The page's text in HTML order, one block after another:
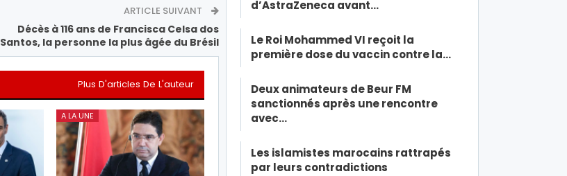
ARTICLE SUIVANT
Décès à 116 ans de Francisca Celsa dos
Santos, la personne la plus âgée du Brésil
Plus D'articles De L'auteur
A LA UNE
d’AstraZeneca avant…
Le Roi Mohammed VI reçoit la
première dose du vaccin contre la…
Deux animateurs de Beur FM
sanctionnés après une rencontre
avec…
Les islamistes marocains rattrapés
par leurs contradictions